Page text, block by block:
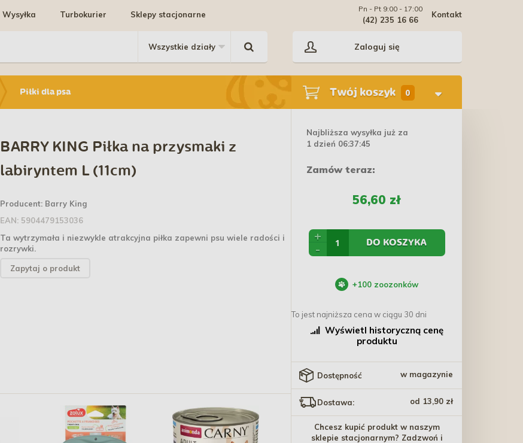
Wysyłka Turbokurier Sklepy stacjonarne Kontakt
Pn - Pt 9:00 - 17:00
(42) 235 16 66
Zaloguj się
Piłki dla psa Twój koszyk 0
BARRY KING Piłka na przysmaki z
labiryntem L (11cm)
Producent: Barry King
EAN: 5904479153036
Ta wytrzymała i niezwykle atrakcyjna piłka zapewni psu wiele radości i
rozrywki.
Zapytaj o produkt
Najbliższa wysyłka już za
1 dzień 06:37:45
Zamów teraz:
56,60 zł
+
-
DO KOSZYKA
+100 zoozonków
To jest najniższa cena w ciągu 30 dni
Wyświetl historyczną cenę
produktu
Dostępność w magazynie
Dostawa: od 13,90 zł
Chcesz kupić produkt w naszym
sklepie stacjonarnym? Zadzwoń i